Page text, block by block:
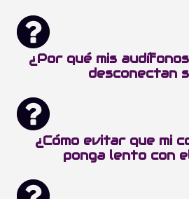
¿Por qué mis
desconectan
¿Cómo evitar que mi
ponga lento con